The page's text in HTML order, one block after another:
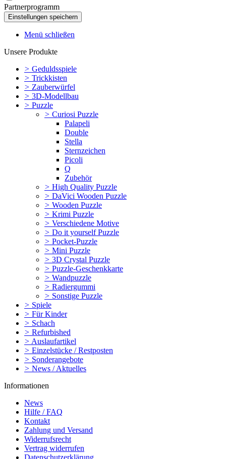
Partnerprogramm
Menü schließen
Unsere Produkte
> Geduldsspiele
> Trickkisten
> Zauberwürfel
> 3D-Modellbau
> Puzzle
> Curiosi Puzzle
Palapeli
Double
Stella
Sternzeichen
Picoli
Q
Zubehör
> High Quality Puzzle
> DaVici Wooden Puzzle
> Wooden Puzzle
> Krimi Puzzle
> Verschiedene Motive
> Do it yourself Puzzle
> Pocket-Puzzle
> Mini Puzzle
> 3D Crystal Puzzle
> Puzzle-Geschenkkarte
> Wandpuzzle
> Radiergummi
> Sonstige Puzzle
> Spiele
> Für Kinder
> Schach
> Refurbished
> Auslaufartikel
> Einzelstücke / Restposten
> Sonderangebote
> News / Aktuelles
Informationen
News
Hilfe / FAQ
Kontakt
Zahlung und Versand
Widerrufsrecht
Vertrag widerrufen
Datenschutzerklärung